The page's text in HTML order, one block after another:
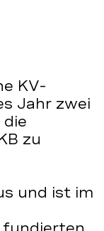
KV-
Jahr zwei
zu
und ist im